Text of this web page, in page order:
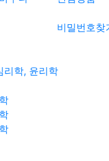
비밀번호찾
리학, 윤리학